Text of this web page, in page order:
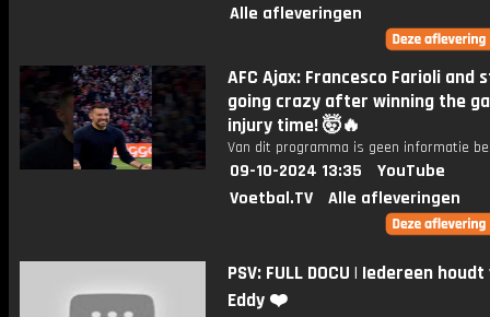
Alle afleveringen
AFC Ajax: Francesco Farioli and
going crazy after winning the
injury time! 🤯🔥
Van dit programma is geen informatie
09-10-2024 13:35
YouTube
Voetbal.TV
Alle afleveringen
PSV: FULL DOCU | Iedereen
Eddy ❤️